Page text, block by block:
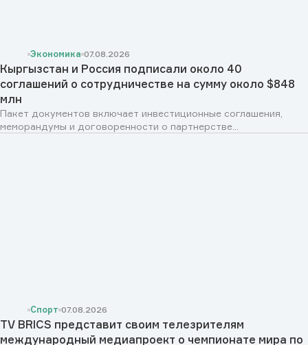
Экономика 07.08.2026
Кыргызстан и Россия подписали около 40
соглашений о сотрудничестве на сумму около $848
млн
Пакет документов включает инвестиционные соглашения,
меморандумы и договоренности о партнерстве...
Спорт 07.08.2026
TV BRICS представит своим телезрителям
международный медиапроект о чемпионате мира по